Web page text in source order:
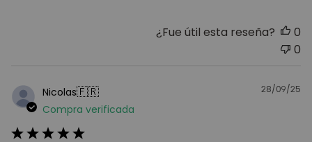
¿Fue útil esta reseña?
0
0
Nicolas🇫🇷
Compra verificada
28/09/25